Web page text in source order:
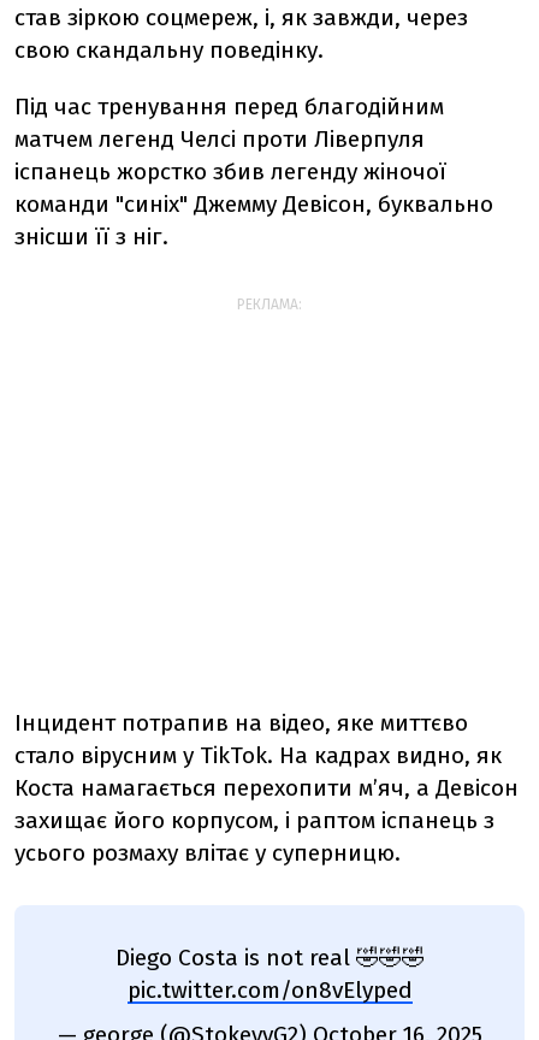
став зіркою соцмереж, і, як завжди, через
свою скандальну поведінку.
Під час тренування перед благодійним
матчем легенд Челсі проти Ліверпуля
іспанець жорстко збив легенду жіночої
команди "синіх" Джемму Девісон, буквально
знісши її з ніг.
РЕКЛАМА:
Інцидент потрапив на відео, яке миттєво
стало вірусним у TikTok. На кадрах видно, як
Коста намагається перехопити м’яч, а Девісон
захищає його корпусом, і раптом іспанець з
усього розмаху влітає у суперницю.
Diego Costa is not real 🤣🤣🤣
pic.twitter.com/on8vElyped
— george (@StokeyyG2) October 16, 2025